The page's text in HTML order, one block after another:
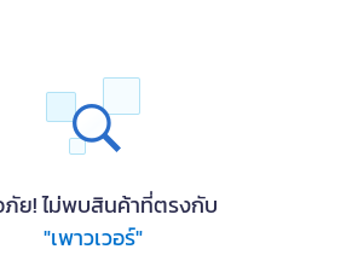
ย! ไม่พบสินค้าที่ตรงกับ
"เพาวเวอร์"